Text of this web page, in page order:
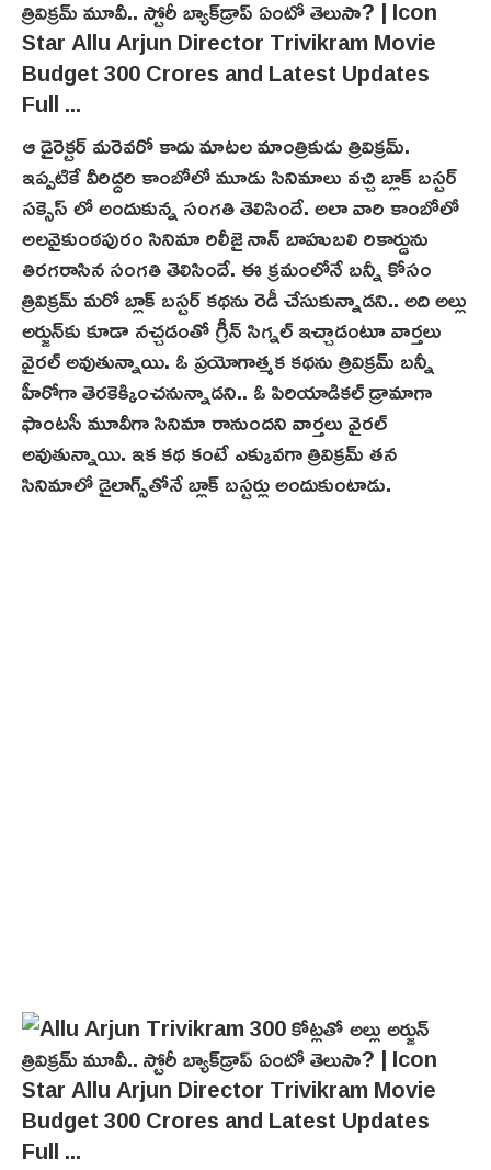
ఆ డైరెక్టర్ మరెవరో కాదు మాటల మాంత్రికుడు త్రివిక్రమ్.
ఇప్పటికే వీరిద్దరి కాంబోలో మూడు సినిమాలు వచ్చి బ్లాక్ బస్టర్
సక్సెస్ లో అందుకున్న సంగతి తెలిసిందే. అలా వారి కాంబోలో
అలవైకుంఠపురం సినిమా రిలీజై నాన్ బాహుబలి రికార్డును
తిరగరాసిన సంగతి తెలిసిందే. ఈ క్రమంలోనే బన్నీ కోసం
త్రివిక్రమ్ మరో బ్లాక్ బస్టర్ కథను రెడీ చేసుకున్నాడని.. అది అల్లు
అర్జున్‌కు కూడా నచ్చడంతో గ్రీన్ సిగ్నల్ ఇచ్చాడంటూ వార్తలు
వైరల్ అవుతున్నాయి. ఓ ప్రయోగాత్మక కథను త్రివిక్రమ్ బన్నీ
హీరోగా తెరకెక్కించనున్నాడని.. ఓ పిరియాడికల్ డ్రామాగా
ఫాంటసీ మూవీగా సినిమా రానుందని వార్తలు వైరల్
అవుతున్నాయి. ఇక కథ కంటే ఎక్కువగా త్రివిక్రమ్ తన
సినిమాలో డైలాగ్స్‌తోనే బ్లాక్ బ‌స్టర్లు అందుకుంటాడు.